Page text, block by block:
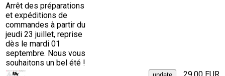
Arrêt des préparations
et expéditions de
commandes à partir du
jeudi 23 juillet, reprise
dès le mardi 01
septembre. Nous vous
souhaitons un bel été !